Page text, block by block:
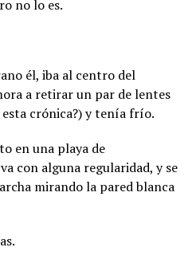
no lo es.
él, iba al centro del
a retirar un par de lentes
crónica?) y tenía frío.
en una playa de
con alguna regularidad, y se
mirando la pared blanca